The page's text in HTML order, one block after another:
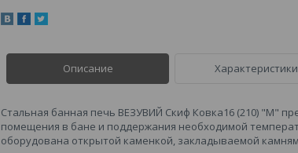
Описание Характеристики
Стальная банная печь ВЕЗУВИЙ Скиф Ковка16 (210) "М"
помещения в бане и поддержания необходимой
оборудована открытой каменкой, закладываемой